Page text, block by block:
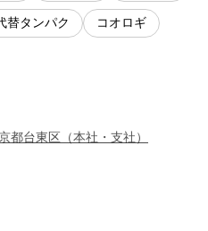
替タンパク コオロギ
都台東区 （本社・支社 ）